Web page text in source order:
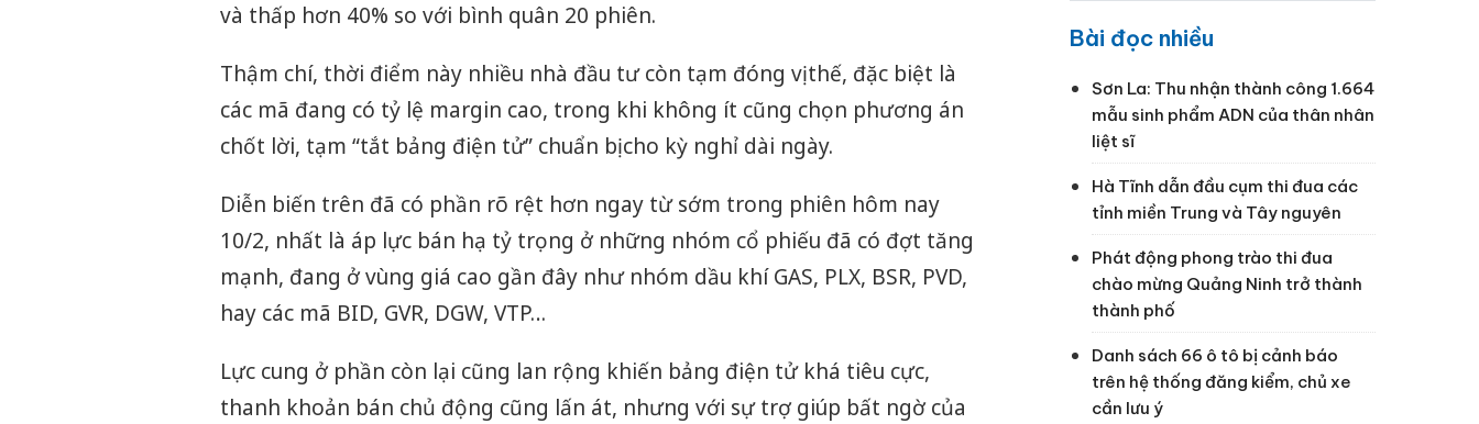
và thấp hơn 40% so với bình quân 20 phiên.
Thậm chí, thời điểm này nhiều nhà đầu tư còn tạm đóng vị thế, đặc biệt là
các mã đang có tỷ lệ margin cao, trong khi không ít cũng chọn phương án
chốt lời, tạm “tắt bảng điện tử” chuẩn bị cho kỳ nghỉ dài ngày.
Diễn biến trên đã có phần rõ rệt hơn ngay từ sớm trong phiên hôm nay
10/2, nhất là áp lực bán hạ tỷ trọng ở những nhóm cổ phiếu đã có đợt tăng
mạnh, đang ở vùng giá cao gần đây như nhóm dầu khí GAS, PLX, BSR, PVD,
hay các mã BID, GVR, DGW, VTP…
Lực cung ở phần còn lại cũng lan rộng khiến bảng điện tử khá tiêu cực,
thanh khoản bán chủ động cũng lấn át, nhưng với sự trợ giúp bất ngờ của
Bài đọc nhiều
Sơn La: Thu nhận thành công 1.664
mẫu sinh phẩm ADN của thân nhân
liệt sĩ
Hà Tĩnh dẫn đầu cụm thi đua các
tỉnh miền Trung và Tây nguyên
Phát động phong trào thi đua
chào mừng Quảng Ninh trở thành
thành phố
Danh sách 66 ô tô bị cảnh báo
trên hệ thống đăng kiểm, chủ xe
cần lưu ý